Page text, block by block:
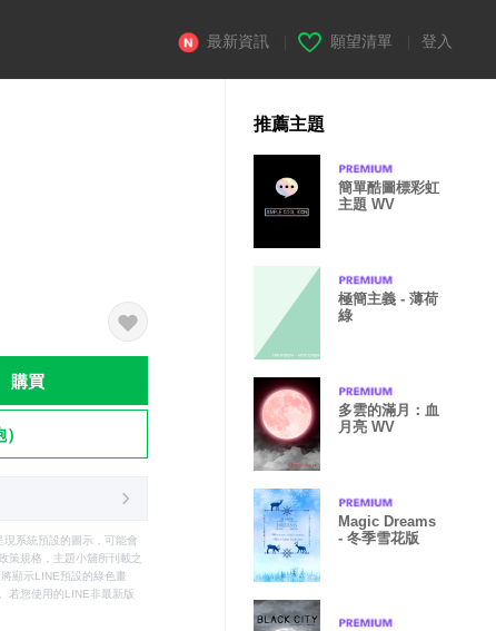
最新資訊 願望清單 登入
購買
系統預設的圖示，可能會
策規格，主題小舖所刊載之
顯示LINE預設的綠色畫
若您使用的LINE非最新版
推薦主題
簡單酷圖標彩虹
主題 WV
極簡主義 - 薄荷
綠
多雲的滿月：血
月亮 WV
Magic Dreams
- 冬季雪花版